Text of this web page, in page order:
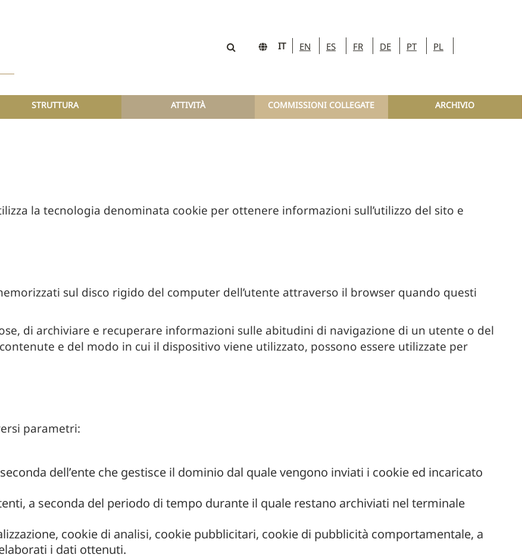
IT EN ES FR DE PT PL
STRUTTURA ATTIVITÀ COMMISSIONI COLLEGATE ARCHIVIO
la tecnologia denominata cookie per ottenere informazioni sull’utilizzo del sito e
sul disco rigido del computer dell’utente attraverso il browser quando questi
di archiviare e recuperare informazioni sulle abitudini di navigazione di un utente o del
e del modo in cui il dispositivo viene utilizzato, possono essere utilizzate per
parametri:
dell’ente che gestisce il dominio dal quale vengono inviati i cookie ed incaricato
a seconda del periodo di tempo durante il quale restano archiviati nel terminale
cookie di analisi, cookie pubblicitari, cookie di pubblicità comportamentale, a
i dati ottenuti.